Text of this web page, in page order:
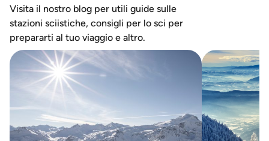
Visita il nostro blog per utili guide sulle
stazioni sciistiche, consigli per lo sci per
prepararti al tuo viaggio e altro.